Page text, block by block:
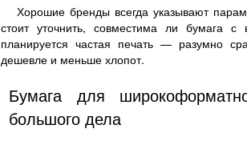
Хорошие бренды всегда указывают
стоит уточнить, совместима ли бумага
планируется частая печать — разумно
дешевле и меньше хлопот.
Бумага для
большого дела